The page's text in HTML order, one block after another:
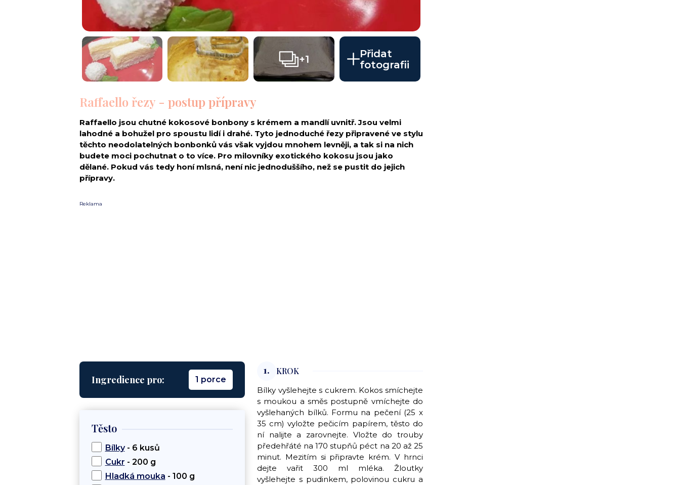
+1
Přidat
fotografii
Raffaello řezy - postup přípravy
Raffaello jsou chutné kokosové bonbony s krémem a mandlí uvnitř. Jsou velmi
lahodné a bohužel pro spoustu lidí i drahé. Tyto jednoduché řezy připravené ve stylu
těchto neodolatelných bonbonků vás však vyjdou mnohem levněji, a tak si na nich
budete moci pochutnat o to více. Pro milovníky exotického kokosu jsou jako
dělané. Pokud vás tedy honí mlsná, není nic jednoduššího, než se pustit do jejich
přípravy.
Reklama
Ingredience pro: 1 porce
Těsto
Bílky- 6 kusů
Cukr - 200 g
Hladká mouka - 100 g
1. KROK
Bílky vyšlehejte s cukrem. Kokos smíchejte
s moukou a směs postupně vmíchejte do
vyšlehaných bílků. Formu na pečení (25 x
35 cm) vyložte pečicím papírem, těsto do
ní nalijte a zarovnejte. Vložte do trouby
předehřáté na 170 stupňů péct na 20 až 25
minut. Mezitím si připravte krém. V hrnci
dejte vařit 300 ml mléka. Žloutky
vyšlehejte s pudinkem, polovinou cukru a